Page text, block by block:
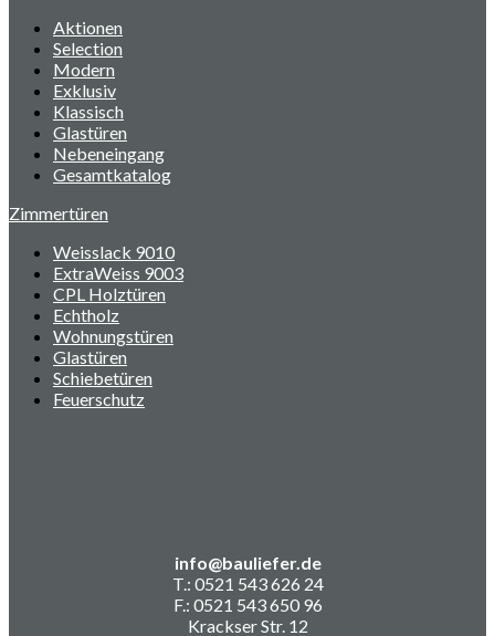
Aktionen
Selection
Modern
Exklusiv
Klassisch
Glastüren
Nebeneingang
Gesamtkatalog
Zimmertüren
Weisslack 9010
ExtraWeiss 9003
CPL Holztüren
Echtholz
Wohnungstüren
Glastüren
Schiebetüren
Feuerschutz
info@bauliefer.de
T.: 0521 543 626 24
F.: 0521 543 650 96
Krackser Str. 12